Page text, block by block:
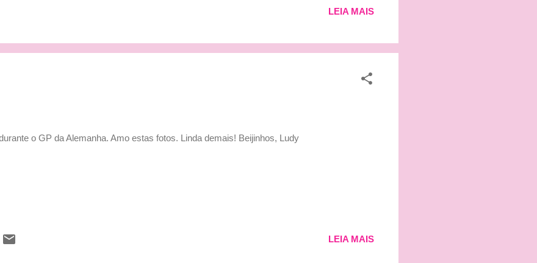
aquelas mensagens que não eram de conhecimento público antes das restrições sejam
LEIA MAIS
o GP da Alemanha. Amo estas fotos. Linda demais! Beijinhos, Ludy
LEIA MAIS